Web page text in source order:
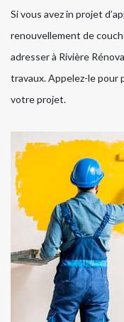
Si vous avez in projet
renouvellement de
adresser à Rivière
travaux. Appelez-le pour
votre projet.